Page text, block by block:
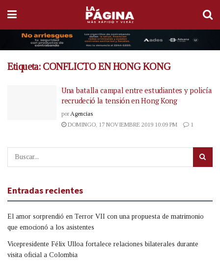
Etiqueta: CONFLICTO EN HONG KONG
Una batalla campal entre estudiantes y policía
recrudeció la tensión en Hong Kong
por Agencias
DOMINGO, 17 NOVIEMBRE 2019 10:09 PM
1
Entradas recientes
El amor sorprendió en Terror VII con una propuesta de matrimonio
que emocionó a los asistentes
Vicepresidente Félix Ulloa fortalece relaciones bilaterales durante
visita oficial a Colombia